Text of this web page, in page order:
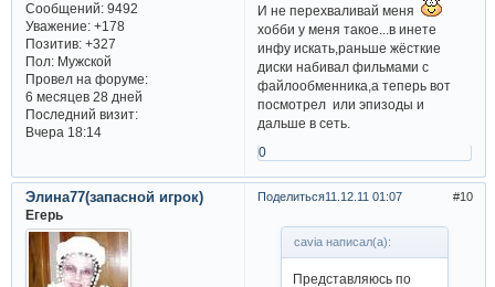
Сообщений:9492
Уважение: +178
Позитив: +327
Пол:Мужской
Провел на форуме:
6 месяцев 28 дней
Последний визит:
Вчера 18:14
И не перехваливай меня
хобби у меня такое...в инете
инфу искать,раньше жёсткие
диски набивал фильмами с
файлообменника,а теперь вот
посмотрел или эпизоды и
дальше в сеть.
0
Поделиться 10
11.12.11 01:07
Элина77(запасной игрок)
Егерь
cavia написал(а):
Представляюсь по